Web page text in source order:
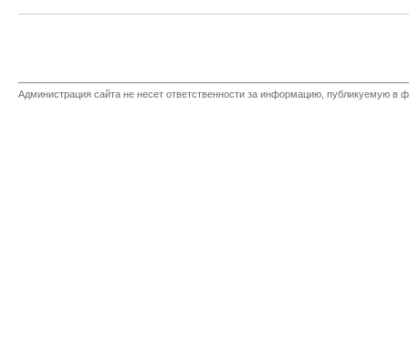
Администрация сайта не несет ответственности за информацию, публикуемую